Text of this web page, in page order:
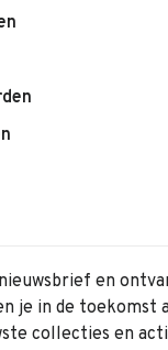
en
je in de toekomst
collecties en